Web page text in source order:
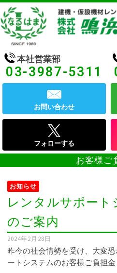
本社営業部
03-3987-5311
お問い合わせ
フォローする
お客様ご
お知らせ
レンタルサポート
のご案内
2024年2月28日
昨今の社会情勢を受け、大変
ートシステムのお客様ご負担